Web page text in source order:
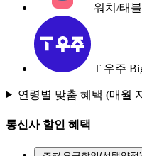
워치/태
T 우주
연령별 맞춤 혜택 (매월
통신사 할인 혜택